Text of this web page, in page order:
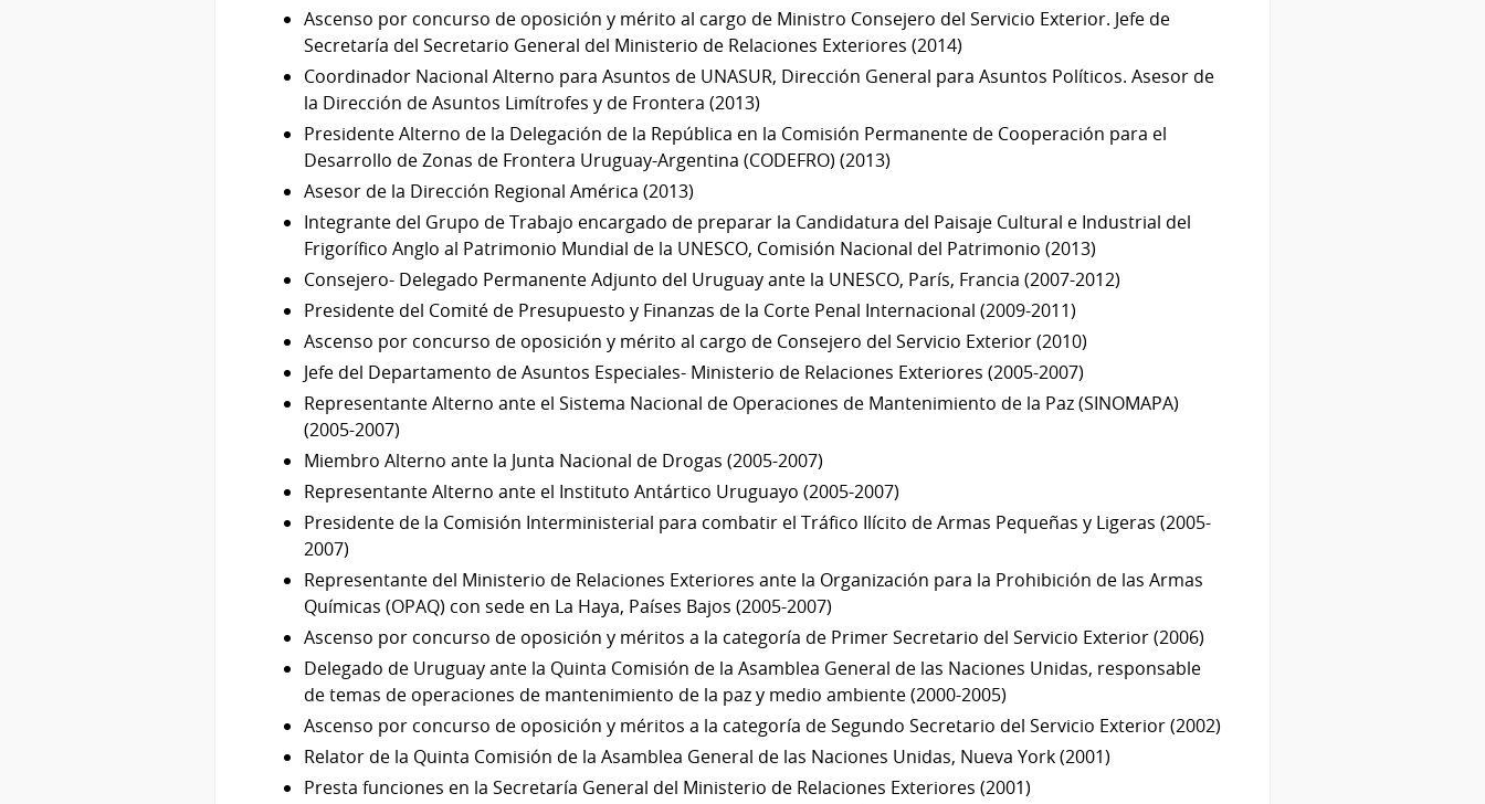
Ascenso por concurso de oposición y mérito al cargo de Ministro Consejero del Servicio Exterior. Jefe de
Secretaría del Secretario General del Ministerio de Relaciones Exteriores (2014)
Coordinador Nacional Alterno para Asuntos de UNASUR, Dirección General para Asuntos Políticos. Asesor de
la Dirección de Asuntos Limítrofes y de Frontera (2013)
Presidente Alterno de la Delegación de la República en la Comisión Permanente de Cooperación para el
Desarrollo de Zonas de Frontera Uruguay-Argentina (CODEFRO) (2013)
Asesor de la Dirección Regional América (2013)
Integrante del Grupo de Trabajo encargado de preparar la Candidatura del Paisaje Cultural e Industrial del
Frigorífico Anglo al Patrimonio Mundial de la UNESCO, Comisión Nacional del Patrimonio (2013)
Consejero- Delegado Permanente Adjunto del Uruguay ante la UNESCO, París, Francia (2007-2012)
Presidente del Comité de Presupuesto y Finanzas de la Corte Penal Internacional (2009-2011)
Ascenso por concurso de oposición y mérito al cargo de Consejero del Servicio Exterior (2010)
Jefe del Departamento de Asuntos Especiales- Ministerio de Relaciones Exteriores (2005-2007)
Representante Alterno ante el Sistema Nacional de Operaciones de Mantenimiento de la Paz (SINOMAPA)
(2005-2007)
Miembro Alterno ante la Junta Nacional de Drogas (2005-2007)
Representante Alterno ante el Instituto Antártico Uruguayo (2005-2007)
Presidente de la Comisión Interministerial para combatir el Tráfico Ilícito de Armas Pequeñas y Ligeras (2005-
2007)
Representante del Ministerio de Relaciones Exteriores ante la Organización para la Prohibición de las Armas
Químicas (OPAQ) con sede en La Haya, Países Bajos (2005-2007)
Ascenso por concurso de oposición y méritos a la categoría de Primer Secretario del Servicio Exterior (2006)
Delegado de Uruguay ante la Quinta Comisión de la Asamblea General de las Naciones Unidas, responsable
de temas de operaciones de mantenimiento de la paz y medio ambiente (2000-2005)
Ascenso por concurso de oposición y méritos a la categoría de Segundo Secretario del Servicio Exterior (2002)
Relator de la Quinta Comisión de la Asamblea General de las Naciones Unidas, Nueva York (2001)
Presta funciones en la Secretaría General del Ministerio de Relaciones Exteriores (2001)